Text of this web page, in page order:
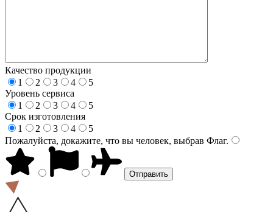
Качество продукции
1
2 3 4
5
Уровень сервиса
1
2 3 4
5
Срок изготовления
1
2 3 4
5
Пожалуйста, докажите, что вы человек, выбрав Флаг.